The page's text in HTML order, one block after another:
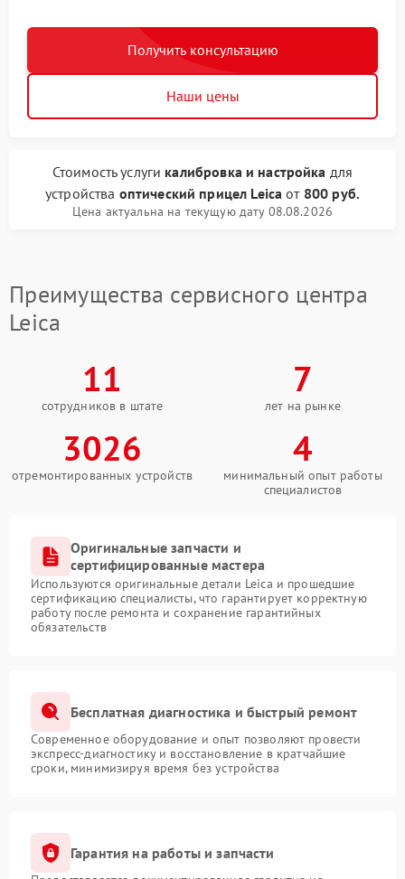
Получить консультацию
Наши цены
Стоимость услуги калибровка и настройка для
устройства оптический прицел Leica от 800 руб.
Цена актуальна на текущую дату 08.08.2026
Преимущества сервисного центра
Leica
11
сотрудников в штате
7
лет на рынке
3026
отремонтированных устройств
4
минимальный опыт работы
специалистов
Оригинальные запчасти и
сертифицированные мастера
Используются оригинальные детали Leica и прошедшие
сертификацию специалисты, что гарантирует корректную
работу после ремонта и сохранение гарантийных
обязательств
Бесплатная диагностика и быстрый ремонт
Современное оборудование и опыт позволяют провести
экспресс-диагностику и восстановление в кратчайшие
сроки, минимизируя время без устройства
Гарантия на работы и запчасти